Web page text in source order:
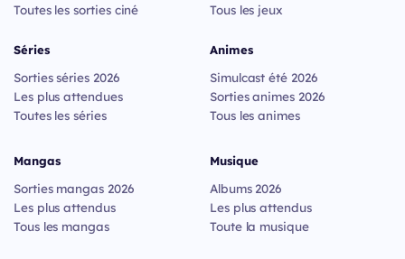
Toutes les sorties ciné
Séries
Sorties séries 2026
Les plus attendues
Toutes les séries
Tous les jeux
Animes
Simulcast été 2026
Sorties animes 2026
Tous les animes
Mangas
Sorties mangas 2026
Les plus attendus
Tous les mangas
Musique
Albums 2026
Les plus attendus
Toute la musique